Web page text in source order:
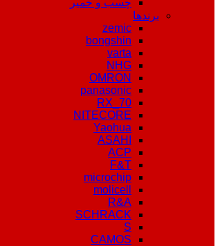
چسب و خمیر
برندها
zemic
bongshin
varta
NHG
OMRON
panasonic
RX_70
NITECORE
Yaohua
ASAHI
ACP
F&T
microchip
molicell
R&A
SCHRACK
S
CAMOS